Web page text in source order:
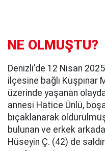
NE OLMUŞTU?
Denizli'de 12 Nisan
ilçesine bağlı Kuşpınar
üzerinde yaşanan
annesi Hatice Ünlü,
bıçaklanarak
bulunan ve erkek
Hüseyin Ç. (42) de